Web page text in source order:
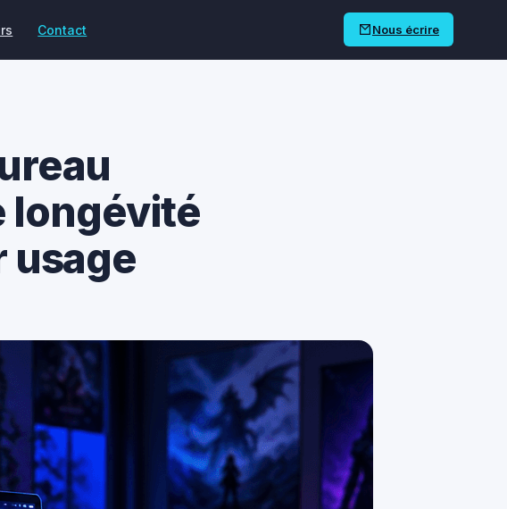
Contact Nous écrire
longévité
usage